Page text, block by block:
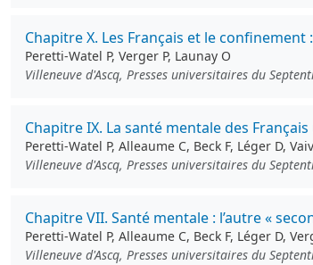
Chapitre X. Les Français et le
Peretti-Watel P, Verger P, Launay O
Villeneuve d'Ascq, Presses universitaires du
Chapitre IX. La santé mentale des
Peretti-Watel P, Alleaume C, Beck F, Léger D,
Villeneuve d'Ascq, Presses universitaires du
Chapitre VII. Santé mentale : l’autre «
Peretti-Watel P, Alleaume C, Beck F, Léger D,
Villeneuve d'Ascq, Presses universitaires du